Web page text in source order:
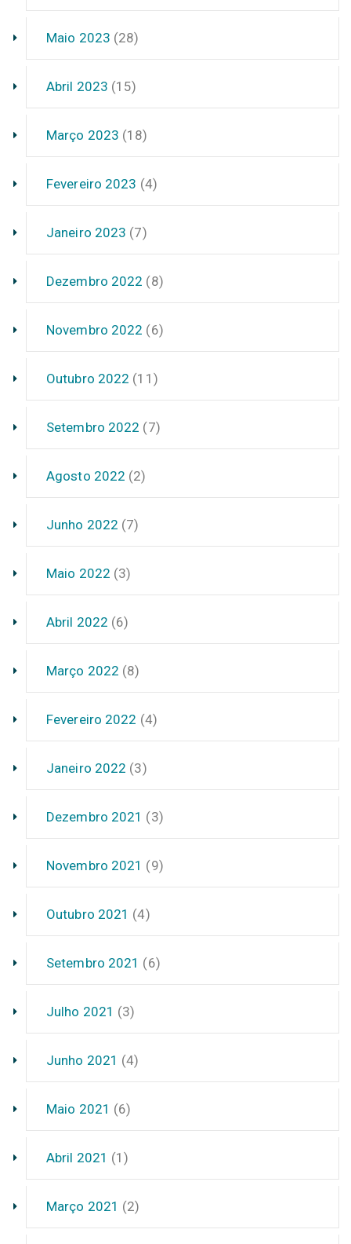
Maio 2023 (28)
Abril 2023 (15)
Março 2023 (18)
Fevereiro 2023 (4)
Janeiro 2023 (7)
Dezembro 2022 (8)
Novembro 2022 (6)
Outubro 2022 (11)
Setembro 2022 (7)
Agosto 2022 (2)
Junho 2022 (7)
Maio 2022 (3)
Abril 2022 (6)
Março 2022 (8)
Fevereiro 2022 (4)
Janeiro 2022 (3)
Dezembro 2021 (3)
Novembro 2021 (9)
Outubro 2021 (4)
Setembro 2021 (6)
Julho 2021 (3)
Junho 2021 (4)
Maio 2021 (6)
Abril 2021 (1)
Março 2021 (2)